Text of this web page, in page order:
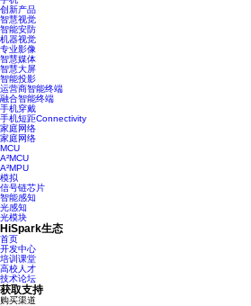
创新产品
智慧视觉
智能安防
机器视觉
专业影像
智慧媒体
智慧大屏
智能投影
运营商智能终端
融合智能终端
手机穿戴
手机短距Connectivity
家庭网络
家庭网络
MCU
A²MCU
A²MPU
模拟
信号链芯片
智能感知
光感知
光模块
HiSpark生态
首页
开发中心
培训课堂
高校人才
技术论坛
获取支持
购买渠道